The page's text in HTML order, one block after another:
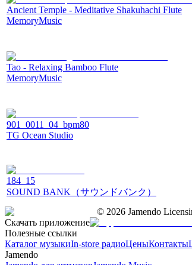
Ancient Temple - Meditative Shakuhachi Flute
MemoryMusic
Tao - Relaxing Bamboo Flute
MemoryMusic
901_0011_04_bpm80
TG Ocean Studio
184_15
SOUND BANK（サウンドバンク）
© 2026 Jamendo
Скачать приложение
Полезные ссылки
Каталог музыкиIn-store радиоЦеныКонтакты
Jamendo